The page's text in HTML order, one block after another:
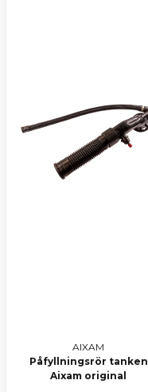
AIXAM
Påfyllningsrör tanken
Aixam original